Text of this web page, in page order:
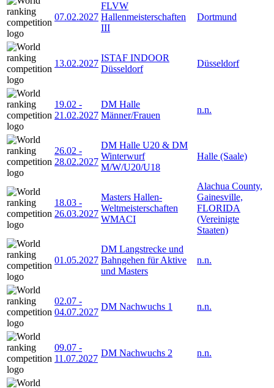
07.02.2027
FLVW
Hallenmeisterschaften
III
Dortmund
13.02.2027
ISTAF INDOOR
Düsseldorf
Düsseldorf
19.02 -
21.02.2027
DM Halle
Männer/Frauen
n.n.
26.02 -
28.02.2027
DM Halle U20 & DM
Winterwurf
M/W/U20/U18
Halle (Saale)
18.03 -
26.03.2027
Masters Hallen-
Weltmeisterschaften
WMACI
Alachua County,
Gainesville,
FLORIDA
(Vereinigte
Staaten)
01.05.2027
DM Langstrecke und
Bahngehen für Aktive
und Masters
n.n.
02.07 -
04.07.2027
DM Nachwuchs 1 n.n.
09.07 -
11.07.2027
DM Nachwuchs 2 n.n.